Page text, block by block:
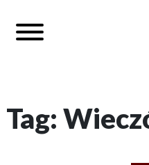
Tag: